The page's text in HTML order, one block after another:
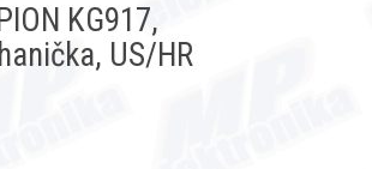
KG917,
US/HR